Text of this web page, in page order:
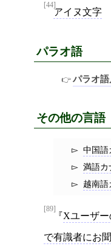
[44]
アイヌ文字
パラオ語
パラオ語
その他の言語
中国語
満語カ
越南語
[89]
Xユーザ
で有識者にお